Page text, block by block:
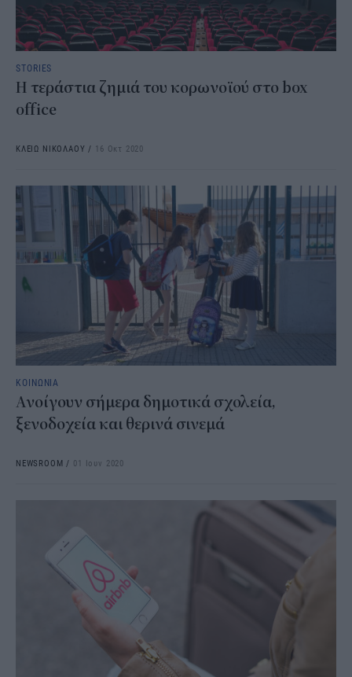
STORIES
Η τεράστια ζημιά του κορωνοϊού στο box
office
ΚΛΕΙΩ ΝΙΚΟΛΑΟΥ / 16 Οκτ 2020
ΚΟΙΝΩΝΙΑ
Ανοίγουν σήμερα δημοτικά σχολεία,
ξενοδοχεία και θερινά σινεμά
NEWSROOM / 01 Ιουν 2020